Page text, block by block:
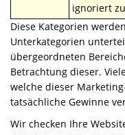
ignoriert
Diese Kategorien
Unterkategorien
übergeordneten
Betrachtung dieser.
welche dieser
tatsächliche Gewinne
Wir checken Ihre